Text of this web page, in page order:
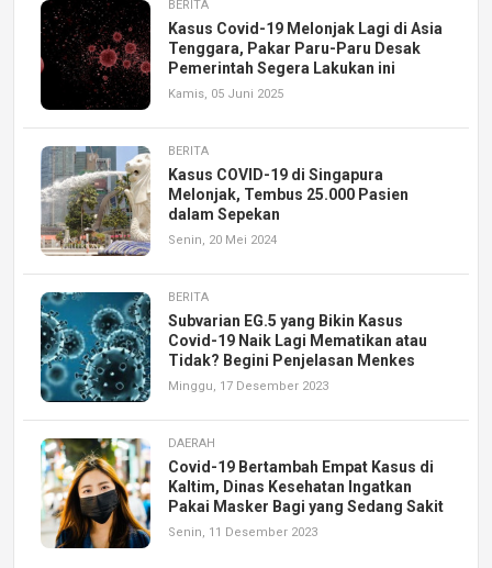
BERITA
Kasus Covid-19 Melonjak Lagi di Asia
Tenggara, Pakar Paru-Paru Desak
Pemerintah Segera Lakukan ini
Kamis, 05 Juni 2025
BERITA
Kasus COVID-19 di Singapura
Melonjak, Tembus 25.000 Pasien
dalam Sepekan
Senin, 20 Mei 2024
BERITA
Subvarian EG.5 yang Bikin Kasus
Covid-19 Naik Lagi Mematikan atau
Tidak? Begini Penjelasan Menkes
Minggu, 17 Desember 2023
DAERAH
Covid-19 Bertambah Empat Kasus di
Kaltim, Dinas Kesehatan Ingatkan
Pakai Masker Bagi yang Sedang Sakit
Senin, 11 Desember 2023